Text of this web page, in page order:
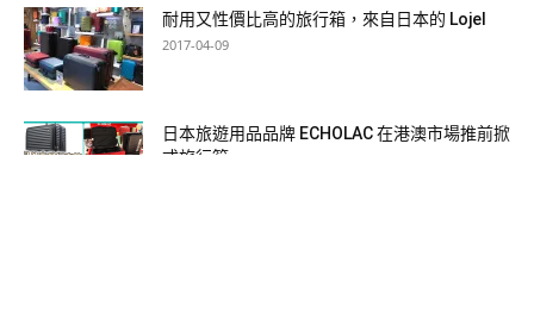
耐用又性價比高的旅行箱，來自日本的 Lojel
2017-04-09
日本旅遊用品品牌 ECHOLAC 在港澳市場推前掀
式旅行箱